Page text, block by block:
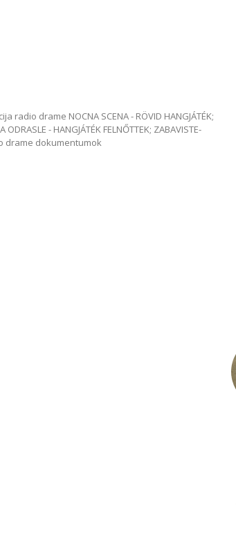
radio drame NOCNA SCENA - RÖVID HANGJÁTÉK;
ODRASLE - HANGJÁTÉK FELNŐTTEK; ZABAVISTE-
drame dokumentumok